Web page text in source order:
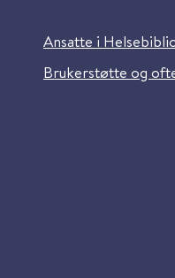
Ansatte i
Brukerstøtte og